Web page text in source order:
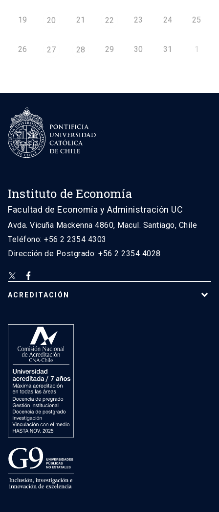
19 20 21 22 23 24 25
26 27 28 29 30 31 1
Instituto de Economía
Facultad de Economía y Administración UC
Avda. Vicuña Mackenna 4860, Macul. Santiago, Chile
Teléfono: +56 2 2354 4303
Dirección de Postgrado: +56 2 2354 4028
ACREDITACIÓN